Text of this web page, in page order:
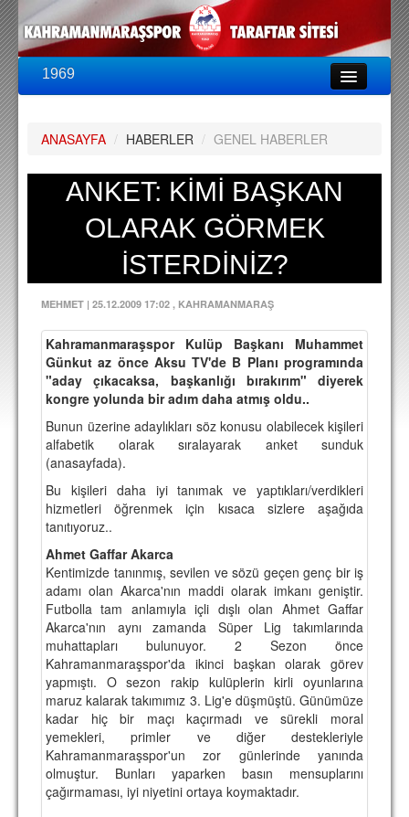
1969
PUAN DURUMU
FİKSTÜR
A TAKIM KADROSU
TEKNİK KADRO
TRANSFERLER
TARAFTAR
BİLETLER
DEPLASMAN
LİSANSLI ÜRÜNLER
MULTİMEDYA
FOTOĞRAF & VİDEOLAR
MARŞ & TEZAHÜRATLAR
KULÜP
AMBLEM
SPOR TESİSLERİ
YÖNETİM KURULU
PERSONEL
SPONSORLAR
ANASAYFA / HABERLER / GENEL HABERLER
ANKET: KİMİ BAŞKAN
OLARAK GÖRMEK
İSTERDİNİZ?
MEHMET | 25.12.2009 17:02 , KAHRAMANMARAŞ
Kahramanmaraşspor Kulüp Başkanı Muhammet
Günkut az önce Aksu TV'de B Planı programında
"aday çıkacaksa, başkanlığı bırakırım" diyerek
kongre yolunda bir adım daha atmış oldu..
Bunun üzerine adaylıkları söz konusu olabilecek kişileri
alfabetik olarak sıralayarak anket sunduk
(anasayfada).
Bu kişileri daha iyi tanımak ve yaptıkları/verdikleri
hizmetleri öğrenmek için kısaca sizlere aşağıda
tanıtıyoruz..
Ahmet Gaffar Akarca
Kentimizde tanınmış, sevilen ve sözü geçen genç bir iş
adamı olan Akarca'nın maddi olarak imkanı geniştir.
Futbolla tam anlamıyla içli dışlı olan Ahmet Gaffar
Akarca'nın aynı zamanda Süper Lig takımlarında
muhattapları bulunuyor. 2 Sezon önce
Kahramanmaraşspor'da ikinci başkan olarak görev
yapmıştı. O sezon rakip kulüplerin kirli oyunlarına
maruz kalarak takımımız 3. Lig'e düşmüştü. Günümüze
kadar hiç bir maçı kaçırmadı ve sürekli moral
yemekleri, primler ve diğer destekleriyle
Kahramanmaraşspor'un zor günlerinde yanında
olmuştur. Bunları yaparken basın mensuplarını
çağırmaması, iyi niyetini ortaya koymaktadır.